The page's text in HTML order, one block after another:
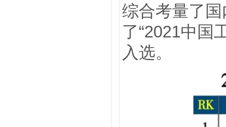
综合考量了
了“2021中国
入选。